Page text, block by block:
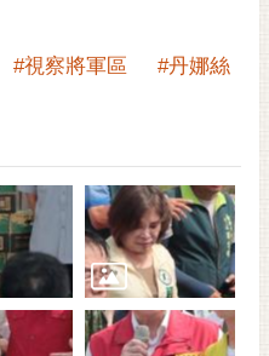
#視察將軍區
#丹娜絲